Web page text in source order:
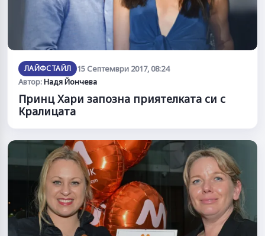
ЛАЙФСТАЙЛ
15 Септември 2017, 08:24
Автор:Надя Йончева
Принц Хари запозна приятелката си с
Кралицата